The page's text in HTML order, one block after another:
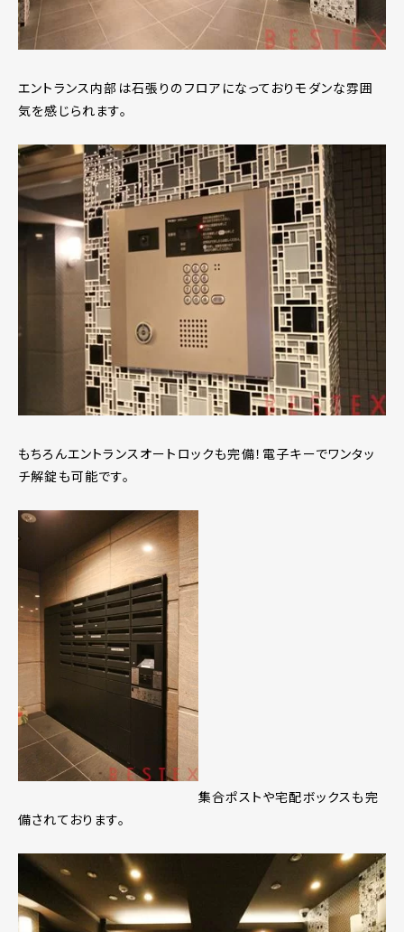
エントランス内部は石張りのフロアになっておりモダンな雰囲
気を感じられます。
もちろんエントランスオートロックも完備！電子キーでワンタッ
チ解錠も可能です。
集合ポストや宅配ボックスも完
備されております。